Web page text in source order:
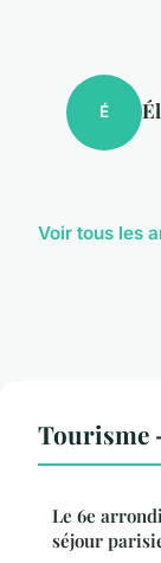
É
Voir tous les
Tourisme
Le 6e
séjour